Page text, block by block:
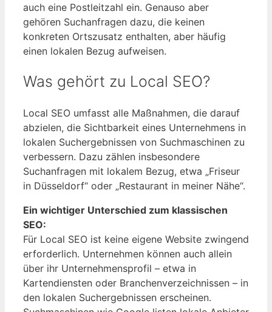
auch eine Postleitzahl ein. Genauso aber
gehören Suchanfragen dazu, die keinen
konkreten Ortszusatz enthalten, aber häufig
einen lokalen Bezug aufweisen.
Was gehört zu Local SEO?
Local SEO umfasst alle Maßnahmen, die darauf
abzielen, die Sichtbarkeit eines Unternehmens in
lokalen Suchergebnissen von Suchmaschinen zu
verbessern. Dazu zählen insbesondere
Suchanfragen mit lokalem Bezug, etwa „Friseur
in Düsseldorf“ oder „Restaurant in meiner Nähe“.
Ein wichtiger Unterschied zum klassischen
SEO:
Für Local SEO ist keine eigene Website zwingend
erforderlich. Unternehmen können auch allein
über ihr Unternehmensprofil – etwa in
Kartendiensten oder Branchenverzeichnissen – in
den lokalen Suchergebnissen erscheinen.